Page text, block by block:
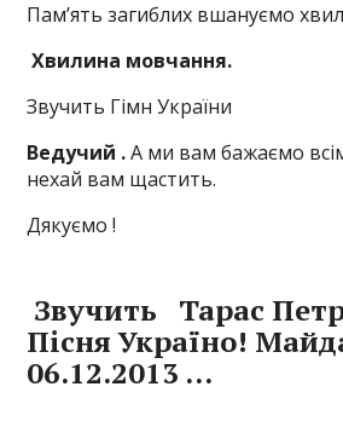
Пам’ять загиблих вшануємо
Хвилина мовчання.
Звучить Гімн України
Ведучий .А ми вам бажаємо всім
нехай вам щастить.
Дякуємо !
Звучить Тарас
Пісня Україно!
06.12.2013 …